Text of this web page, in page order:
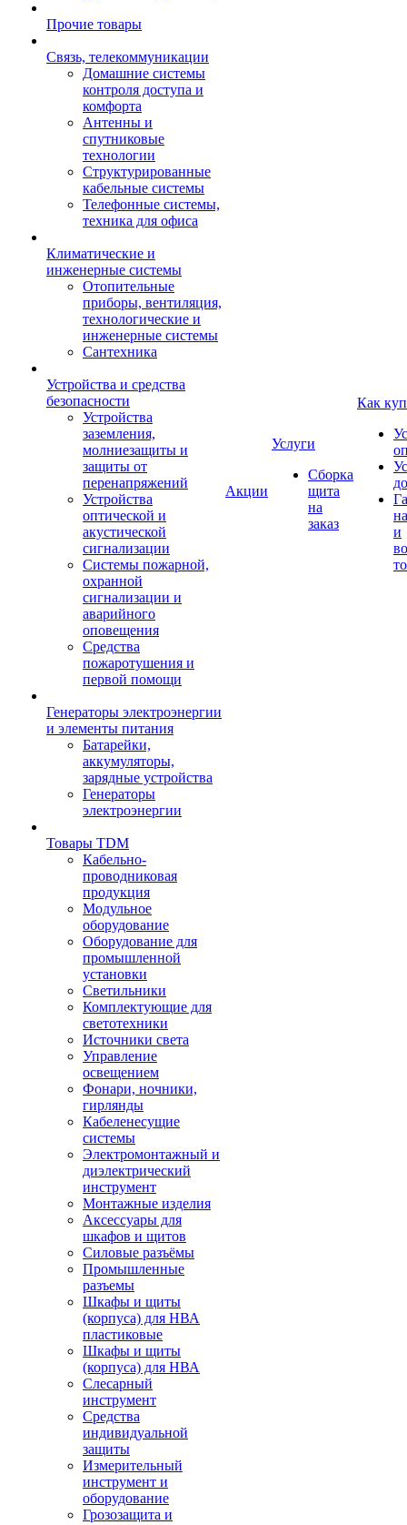
Прочие товары
Связь, телекоммуникации
Домашние системы
контроля доступа и
комфорта
Антенны и
спутниковые
технологии
Структурированные
кабельные системы
Телефонные системы,
техника для офиса
Климатические и
инженерные системы
Отопительные
приборы, вентиляция,
технологические и
инженерные системы
Сантехника
Устройства и средства
безопасности
Устройства
заземления,
молниезащиты и
защиты от
перенапряжений
Устройства
оптической и
акустической
сигнализации
Системы пожарной,
охранной
сигнализации и
аварийного
оповещения
Средства
пожаротушения и
первой помощи
Генераторы электроэнергии
и элементы питания
Батарейки,
аккумуляторы,
зарядные устройства
Генераторы
электроэнергии
Товары TDM
Кабельно-
проводниковая
продукция
Модульное
оборудование
Оборудование для
промышленной
установки
Светильники
Комплектующие для
светотехники
Источники света
Управление
освещением
Фонари, ночники,
гирлянды
Кабеленесущие
системы
Электромонтажный и
диэлектрический
инструмент
Монтажные изделия
Аксессуары для
шкафов и щитов
Силовые разъёмы
Промышленные
разъемы
Шкафы и щиты
(корпуса) для НВА
пластиковые
Шкафы и щиты
(корпуса) для НВА
Слесарный
инструмент
Средства
индивидуальной
защиты
Измерительный
инструмент и
оборудование
Грозозащита и
Акции
Услуги
Сборка
щита
на
заказ
Как
и